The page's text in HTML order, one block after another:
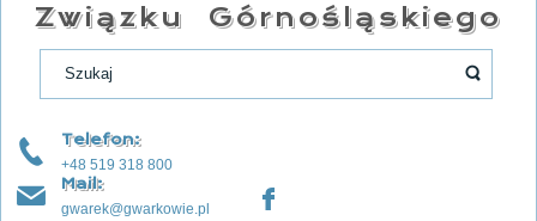
Związku Górnośląskiego
Telefon:
+48 519 318 800
Mail:
gwarek@gwarkowie.pl